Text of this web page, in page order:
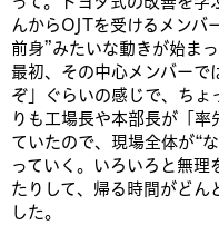
んからOJTを受けるメンバ
前身”みたいな動きが始ま
最初、その中心メンバーで
ぞ」ぐらいの感じで、ちょ
りも工場長や本部長が「
ていたので、現場全体が“
っていく。いろいろと無
たりして、帰る時間がどん
した。